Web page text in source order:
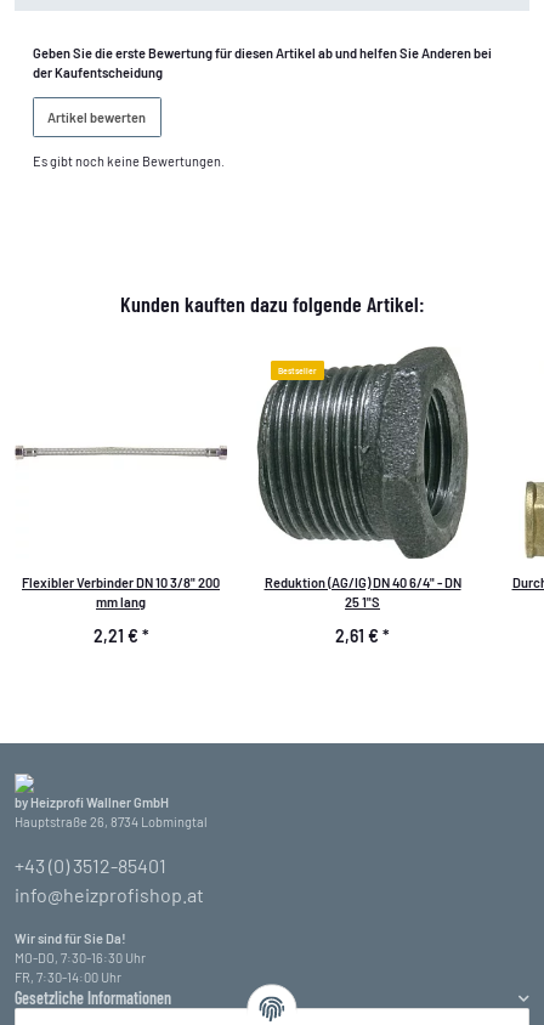
Geben Sie die erste Bewertung für diesen Artikel ab und helfen Sie Anderen bei
der Kaufentscheidung
Artikel bewerten
Es gibt noch keine Bewertungen.
Kunden kauften dazu folgende Artikel:
Flexibler Verbinder DN 10 3/8" 200
mm lang
2,21 € *
Bestseller
Reduktion (AG/IG) DN 40 6/4" - DN
25 1"S
2,61 € *
by Heizprofi Wallner GmbH
Hauptstraße 26, 8734 Lobmingtal
+43 (0) 3512-85401
info@heizprofishop.at
Wir sind für Sie Da!
MO-DO, 7:30-16:30 Uhr
FR, 7:30-14:00 Uhr
Gesetzliche Informationen